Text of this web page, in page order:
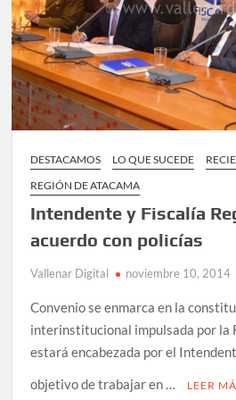
DESTACAMOS LO QUE SUCEDE
REGIÓN DE ATACAMA
Intendente y Fiscalía
acuerdo con policías
Vallenar Digital noviembre 10, 2014
Convenio se enmarca en la
interinstitucional impulsada por la
estará encabezada por el
objetivo de trabajar en …
LEER